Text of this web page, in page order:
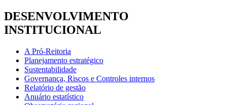
DESENVOLVIMENTO
INSTITUCIONAL
A Pró-Reitoria
Planejamento estratégico
Sustentabilidade
Governança, Riscos e Controles internos
Relatório de gestão
Anuário estatístico